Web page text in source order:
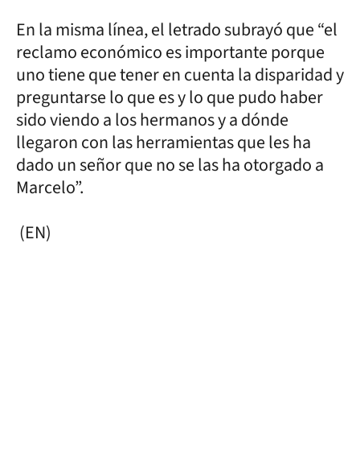
En la misma línea, el letrado subrayó que “el
reclamo económico es importante porque
uno tiene que tener en cuenta la disparidad y
preguntarse lo que es y lo que pudo haber
sido viendo a los hermanos y a dónde
llegaron con las herramientas que les ha
dado un señor que no se las ha otorgado a
Marcelo”.
(EN)